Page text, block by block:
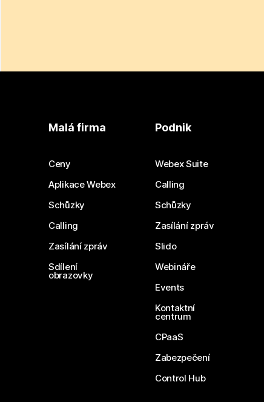
Malá firma
Ceny
Aplikace Webex
Schůzky
Calling
Zasílání zpráv
Sdílení
obrazovky
Podnik
Webex Suite
Calling
Schůzky
Zasílání zpráv
Slido
Webináře
Events
Kontaktní
centrum
CPaaS
Zabezpečení
Control Hub